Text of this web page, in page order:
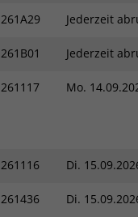
261A29 Jederzeit
261B01 Jederzeit
261117 Mo.
261116 Di.
261436 Di.
PHPSESSID
stiftung-liebenau.de
Session
dass Aktionen, die
derselben